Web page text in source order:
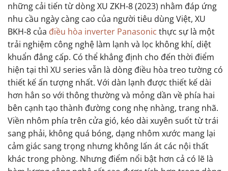
những cải tiến từ dòng XU ZKH-8 (2023) nhằm đáp ứng
nhu cầu ngày càng cao của người tiêu dùng Việt, XU
BKH-8 của điều hòa inverter Panasonic thực sự là một
trải nghiệm công nghệ làm lạnh và lọc không khí, diệt
khuẩn đẳng cấp. Có thể khẳng định cho đến thời điểm
hiện tại thì XU series vẫn là dòng điều hòa treo tường có
thiết kế ấn tượng nhất. Với dàn lạnh được thiết kế dài
hơn hẳn so với thông thường và mỏng dần về phía hai
bên cạnh tạo thành đường cong nhẹ nhàng, trang nhã.
Viền nhôm phía trên cửa gió, kéo dài xuyên suốt từ trái
sang phải, không quá bóng, dạng nhôm xước mang lại
cảm giác sang trọng nhưng không lấn át các nội thất
khác trong phòng. Nhưng điểm nổi bật hơn cả có lẽ là